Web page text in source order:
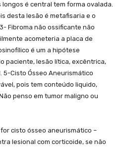
é central tem forma ovalada.
desta lesão é metafisaria e o
Fibroma não ossificante não
acometeria a placa de
é um a hipótese
paciente, lesão lítica, excêntrica,
Cisto Ósseo Aneurismático
pois tem conteúdo liquido,
penso em tumor maligno ou
cisto ósseo aneurismático –
lesional com corticoide, se não